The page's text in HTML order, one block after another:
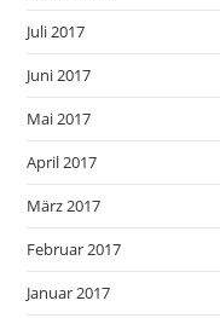
Juli 2017
Juni 2017
Mai 2017
April 2017
März 2017
Februar 2017
Januar 2017